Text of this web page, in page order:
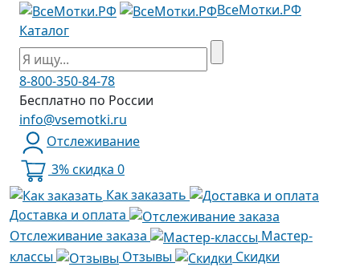
ВсеМотки.РФ
Каталог
8-800-350-84-78
Бесплатно по России
info@vsemotki.ru
Отслеживание
3% скидка 0
Как заказать
Доставка и оплата
Отслеживание заказа
Мастер-
классы
Отзывы
Скидки